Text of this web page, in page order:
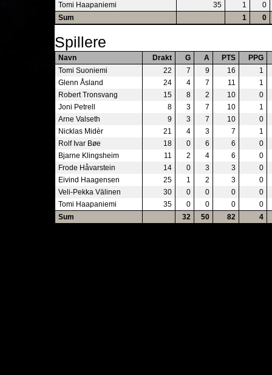
Tomi Haapaniemi
35 1
0
Sum
1 0
Spillere
Navn Drakt G A PTS
PPG
Tomi Suoniemi
22 7 9 16
1
Glenn Åsland
24 4 7 11
1
Robert Tronsvang
15 8 2 10
0
Joni Petrell
8 3 7 10
1
Arne Valseth
9 3 7 10
0
Nicklas Midèr
21 4 3 7
1
Rolf Ivar Bøe
18 0 6 6
0
Bjarne Klingsheim
11 2 4 6
0
Frode Håvarstein
14 0 3 3
0
Eivind Haagensen
25 1 2 3
0
Veli-Pekka Välinen
30 0 0 0
0
Tomi Haapaniemi
35 0 0 0
0
Sum
32 50 82 4